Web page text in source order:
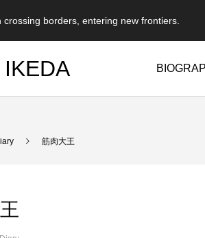
borders, entering new frontiers.
筋肉大王